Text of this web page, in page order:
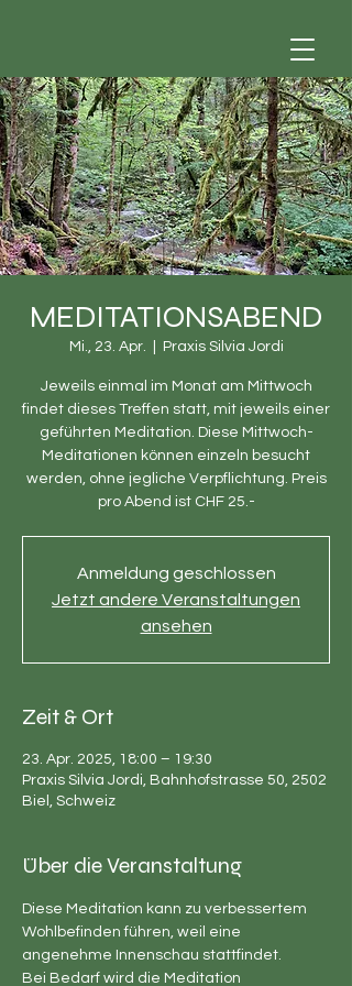
MEDITATIONSABEND
Mi., 23. Apr. Praxis Silvia Jordi
Jeweils einmal im Monat am Mittwoch
findet dieses Treffen statt, mit jeweils einer
geführten Meditation. Diese Mittwoch-
Meditationen können einzeln besucht
werden, ohne jegliche Verpflichtung. Preis
pro Abend ist CHF 25.-
Anmeldung geschlossen
Jetzt andere Veranstaltungen
ansehen
Zeit & Ort
23. Apr. 2025, 18:00 – 19:30
Praxis Silvia Jordi, Bahnhofstrasse 50, 2502
Biel, Schweiz
Über die Veranstaltung
Diese Meditation kann zu verbessertem
Wohlbefinden führen, weil eine
angenehme Innenschau stattfindet.
Bei Bedarf wird die Meditation